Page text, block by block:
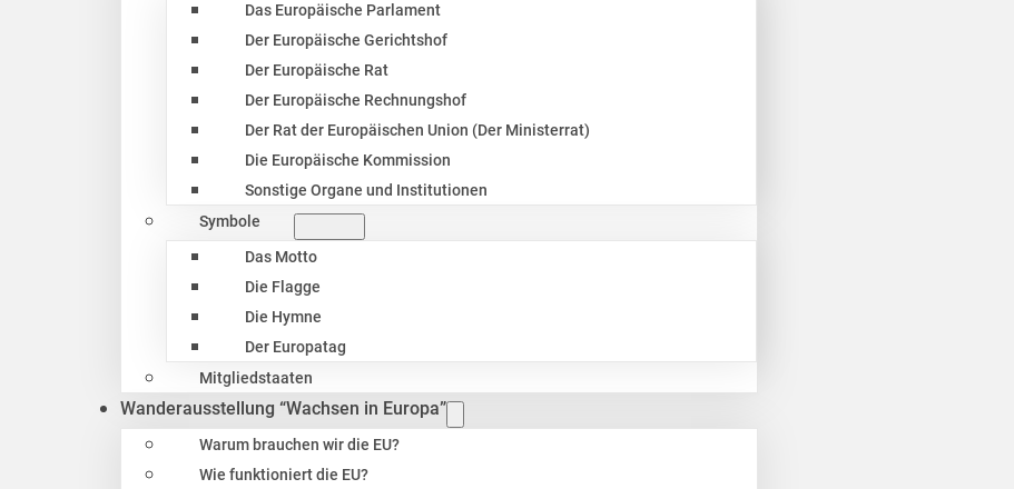
Das Europäische Parlament
Der Europäische Gerichtshof
Der Europäische Rat
Der Europäische Rechnungshof
Der Rat der Europäischen Union (Der Ministerrat)
Die Europäische Kommission
Sonstige Organe und Institutionen
Symbole
Das Motto
Die Flagge
Die Hymne
Der Europatag
Mitgliedstaaten
Wanderausstellung “Wachsen in Europa”
Warum brauchen wir die EU?
Wie funktioniert die EU?